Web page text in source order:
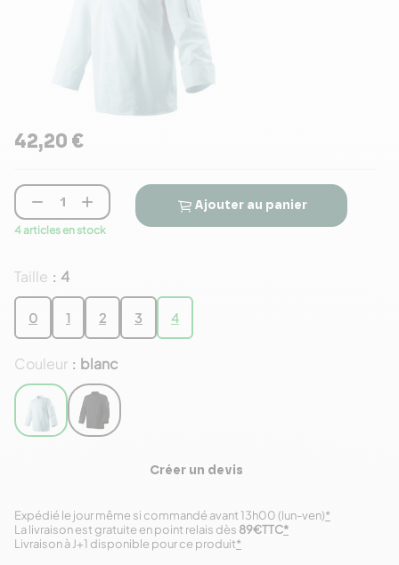
42,20 €
Taille : 4
0 1 2 3 4
Couleur : blanc
 
4 articles en stock
Ajouter au panier
Créer un devis
Expédié le jour même si commandé avant 13h00 (lun-ven)*
Livraison à J+1 disponible pour ce produit*
La livraison est gratuite en point relais dès 89€TTC*